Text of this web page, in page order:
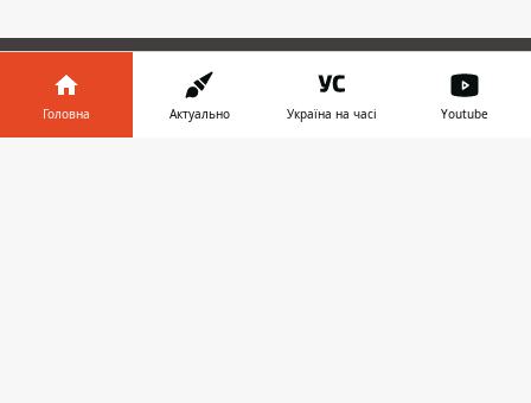
ЗАПРОПОНУВАТИ НОВИНУ
Головна Актуально Україна на часі Youtube